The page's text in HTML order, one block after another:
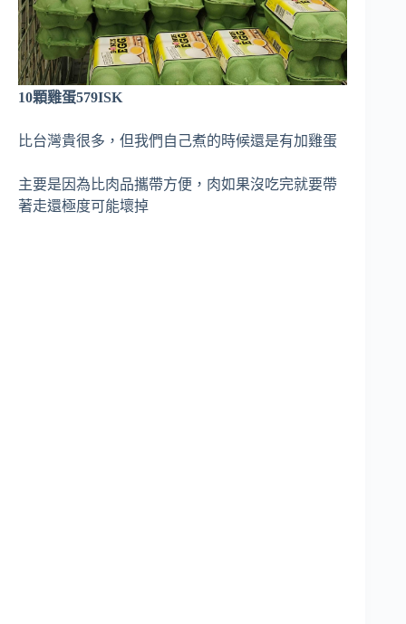
10顆雞蛋579ISK
比台灣貴很多，但我們自己煮的時候還是有加雞蛋
主要是因為比肉品攜帶方便，肉如果沒吃完就要帶
著走還極度可能壞掉